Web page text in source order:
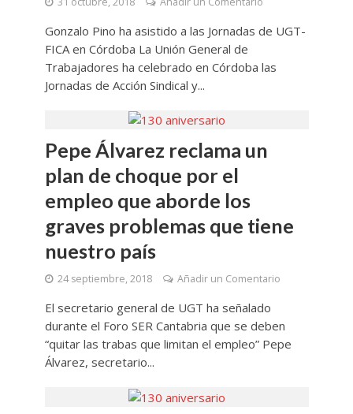
Gonzalo Pino ha asistido a las Jornadas de UGT-
FICA en Córdoba La Unión General de
Trabajadores ha celebrado en Córdoba las
Jornadas de Acción Sindical y...
Pepe Álvarez reclama un
plan de choque por el
empleo que aborde los
graves problemas que tiene
nuestro país
24 septiembre, 2018 Añadir un Comentario
El secretario general de UGT ha señalado
durante el Foro SER Cantabria que se deben
“quitar las trabas que limitan el empleo” Pepe
Álvarez, secretario...